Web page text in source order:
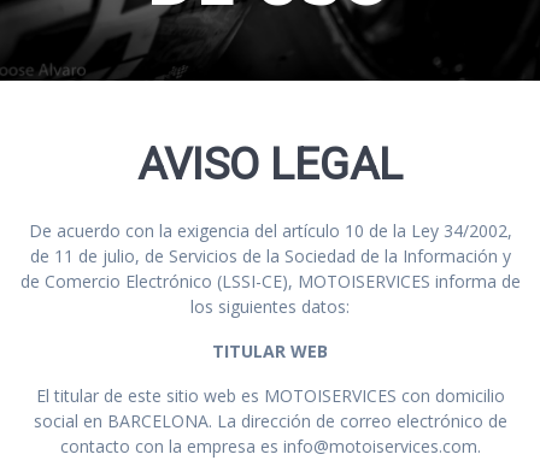
AVISO LEGAL
De acuerdo con la exigencia del artículo 10 de la Ley 34/2002,
de 11 de julio, de Servicios de la Sociedad de la Información y
de Comercio Electrónico (LSSI-CE), MOTOISERVICES informa de
los siguientes datos:
TITULAR WEB
El titular de este sitio web es MOTOISERVICES con domicilio
social en BARCELONA. La dirección de correo electrónico de
contacto con la empresa es info@motoiservices.com.